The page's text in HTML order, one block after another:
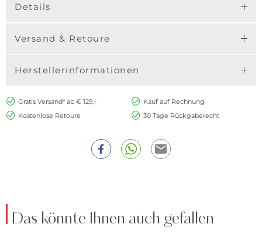
Details
Versand & Retoure
Herstellerinformationen
Gratis Versand* ab € 129,-
Kauf auf Rechnung
Kostenlose Retoure
30 Tage Rückgaberecht
Das könnte Ihnen auch gefallen